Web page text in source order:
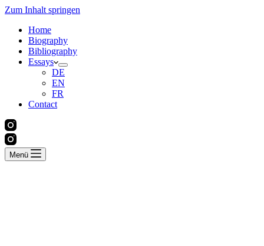
Zum Inhalt springen
Home
Biography
Bibliography
Essays
DE
EN
FR
Contact
Menü